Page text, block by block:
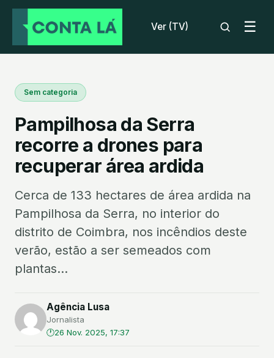
Ver (TV) ☰
Sem categoria
Pampilhosa da Serra
recorre a drones para
recuperar área ardida
Cerca de 133 hectares de área ardida na
Pampilhosa da Serra, no interior do
distrito de Coimbra, nos incêndios deste
verão, estão a ser semeados com
plantas...
Agência Lusa
Jornalista
26 Nov. 2025, 17:37